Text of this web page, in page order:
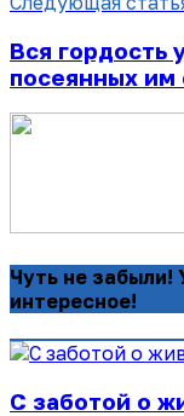
Вся гордость
посеянных им
Чуть не забыли!
интересное!
С заботой о